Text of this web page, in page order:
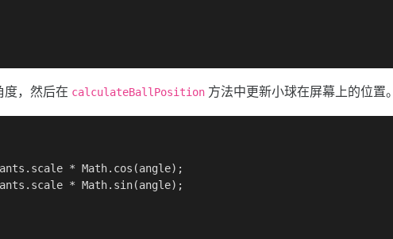
，然后在 calculateBallPosition 方法中更新小球在屏幕上的位置。
scale * Math. cos (angle);
scale * Math. sin(angle);